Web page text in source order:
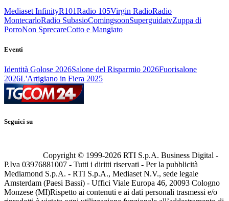
Mediaset InfinityR101Radio 105Virgin RadioRadio
MontecarloRadio SubasioComingsoonSuperguidatvZuppa di
PorroNon SprecareCotto e Mangiato
Eventi
Identità Golose 2026Salone del Risparmio 2026Fuorisalone
2026L'Artigiano in Fiera 2025
Seguici su
Copyright © 1999-2026 RTI S.p.A. Business Digital -
P.Iva 03976881007 - Tutti i diritti riservati - Per la pubblicità
Mediamond S.p.A. - RTI S.p.A., Mediaset N.V., sede legale
Amsterdam (Paesi Bassi) - Uffici Viale Europa 46, 20093 Cologno
Monzese (MI)Rispetto ai contenuti e ai dati personali trasmessi e/o